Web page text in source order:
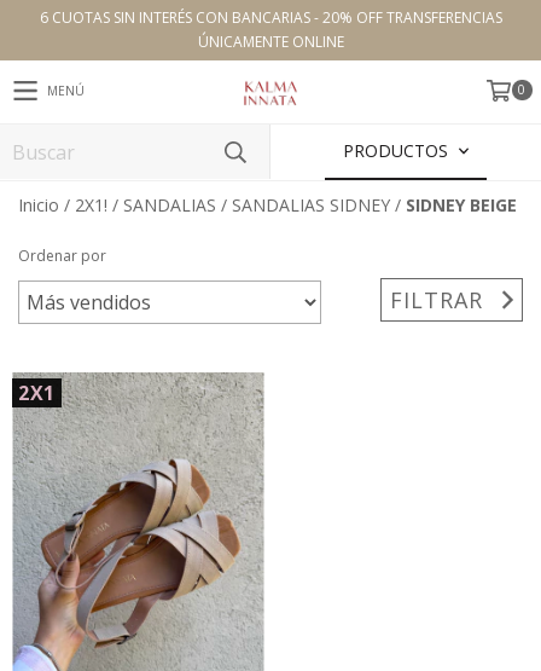
6 CUOTAS SIN INTERÉS CON BANCARIAS - 20% OFF TRANSFERENCIAS
ÚNICAMENTE ONLINE
MENÚ 0
PRODUCTOS
Inicio / 2X1! / SANDALIAS / SANDALIAS SIDNEY / SIDNEY BEIGE
Ordenar por
FILTRAR
2X1